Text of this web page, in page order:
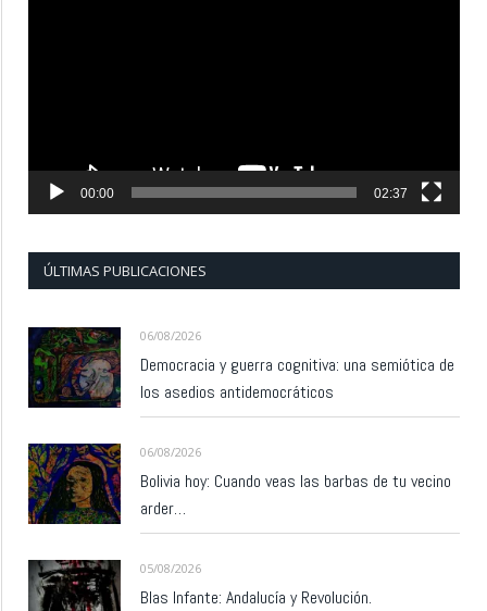
00:00 02:37
ÚLTIMAS PUBLICACIONES
06/08/2026
Democracia y guerra cognitiva: una semiótica de
los asedios antidemocráticos
06/08/2026
Bolivia hoy: Cuando veas las barbas de tu vecino
arder…
05/08/2026
Blas Infante: Andalucía y Revolución.